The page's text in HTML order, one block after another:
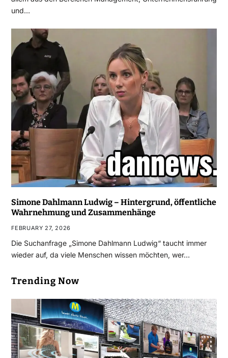
und…
Simone Dahlmann Ludwig – Hintergrund, öffentliche
Wahrnehmung und Zusammenhänge
FEBRUARY 27, 2026
Die Suchanfrage „Simone Dahlmann Ludwig“ taucht immer
wieder auf, da viele Menschen wissen möchten, wer…
Trending Now